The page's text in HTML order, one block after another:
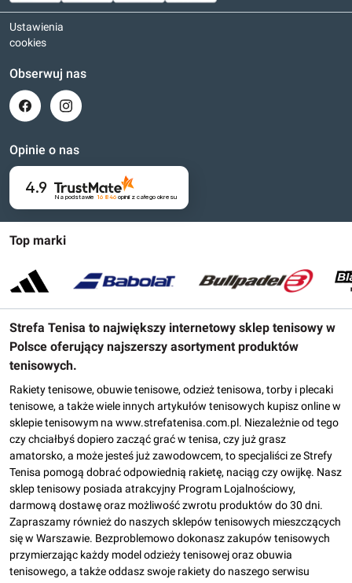
Top marki
Strefa Tenisa to największy internetowy sklep tenisowy w
Polsce oferujący najszerszy asortyment produktów
tenisowych.
Rakiety tenisowe, obuwie tenisowe, odzież tenisowa, torby i plecaki
tenisowe, a także wiele innych artykułów tenisowych kupisz online w
sklepie tenisowym na www.strefatenisa.com.pl. Niezależnie od tego
czy chciałbyś dopiero zacząć grać w tenisa, czy już grasz
amatorsko, a może jesteś już zawodowcem, to specjaliści ze Strefy
Tenisa pomogą dobrać odpowiednią rakietę, naciąg czy owijkę. Nasz
sklep tenisowy posiada atrakcyjny Program Lojalnościowy,
darmową dostawę oraz możliwość zwrotu produktów do 30 dni.
Zapraszamy również do naszych sklepów tenisowych mieszczących
się w Warszawie. Bezproblemowo dokonasz zakupów tenisowych
przymierzając każdy model odzieży tenisowej oraz obuwia
tenisowego, a także oddasz swoje rakiety do naszego serwisu
Ustawienia
cookies
Obserwuj nas
Opinie o nas
4.9
Na podstawie 16 846opinii z całego okresu